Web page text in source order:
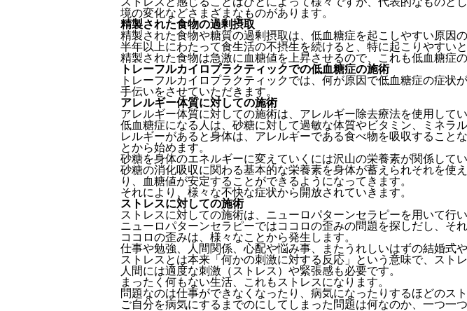
境の変化などさまざまなものがあります。
精製された食物の過剰摂取
精製された食物や糖質の過剰摂取は、低血糖症を起こしやすい原因の
半年以上にわたって食生活の不摂生を続けると、特に起こりやすいと
精製された食物は急激に血糖値を上昇させるので、これも低血糖症
トレーフルカイロプラクティックでの低血糖症の施術
トレーフルカイロプラクティックでは、何が原因で低血糖症の症
手伝いをさせていただきます。
アレルギー体質に対しての施術
アレルギー体質に対しての施術は、アレルギー除去療法を使用してい
低血糖症になる人は、砂糖に対して過敏な体質やビタミン、ミネラ
レルギーがあると身体は、アレルギーである食べ物を吸収すること
とから始めます。
砂糖を身体のエネルギーに変えていくには沢山の栄養素が関係してい
砂糖の消化吸収に関わる基本的な栄養素を身体が蓄えられそれを使
り、血糖値が安定することができるようになってきます。
それにより、様々な不快な症状から開放されていきます。
ストレスに対しての施術
ストレスに対しての施術は、ニューロパターンセラピーを用いて行い
ニューロパターンセラピーではココロの歪みの問題を探しだし、そ
ココロの歪みは、様々なことから発生します。
仕事や勉強、人間関係、心配や悩み事、またうれしいはずの結婚式
ストレスとは本来「何かの刺激に対する反応」という意味で、スト
人間には適度な刺激（ストレス）や緊張感も必要です。
まったく何もない生活、これもストレスになります。
問題なのは仕事ができなくなったり、病気になったりするほどのスト
ご自分を病気にするまでのにしてしまった問題は何なのか、一つ一